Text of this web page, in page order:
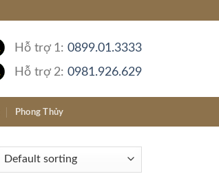
Hỗ trợ 1: 0899.01.3333
Hỗ trợ 2: 0981.926.629
Phong Thủy